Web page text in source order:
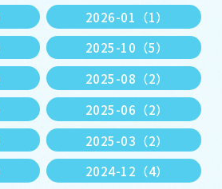
2026-01（1）
2025-10（5）
2025-08（2）
2025-06（2）
2025-03（2）
2024-12（4）